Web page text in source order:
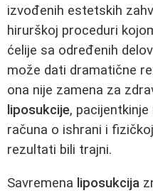
izvođenih estetskih
hirurškoj proceduri
ćelije sa određenih
može dati dramatične
ona nije zamena za
liposukcije,
računa o ishrani i
rezultati bili trajni.
Savremena liposukcija